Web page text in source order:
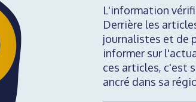
L'information
Derrière les
journalistes et de
informer sur
ces articles, c'est
ancré dans sa